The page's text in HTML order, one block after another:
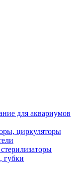
для аквариумов
циркуляторы
губки